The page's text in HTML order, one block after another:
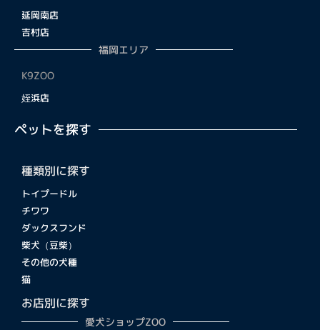
延岡南店
吉村店
福岡エリア
K9ZOO
姪浜店
ペットを探す
種類別に探す
トイプードル
チワワ
ダックスフンド
柴犬（豆柴）
その他の犬種
猫
お店別に探す
愛犬ショップZOO